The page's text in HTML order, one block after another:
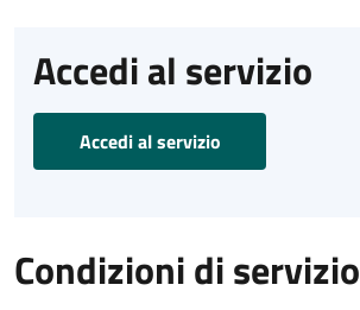
Accedi al servizio
Accedi al servizio
Condizioni di servizio